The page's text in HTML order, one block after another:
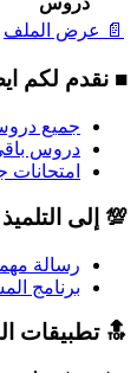
📄 عرض الملف
■ نقدم لكم
جميع دروس
دروس باقي
امتحانات
💯 إلى التلميذ
رسالة
برنامج
🔝 تطبيقات